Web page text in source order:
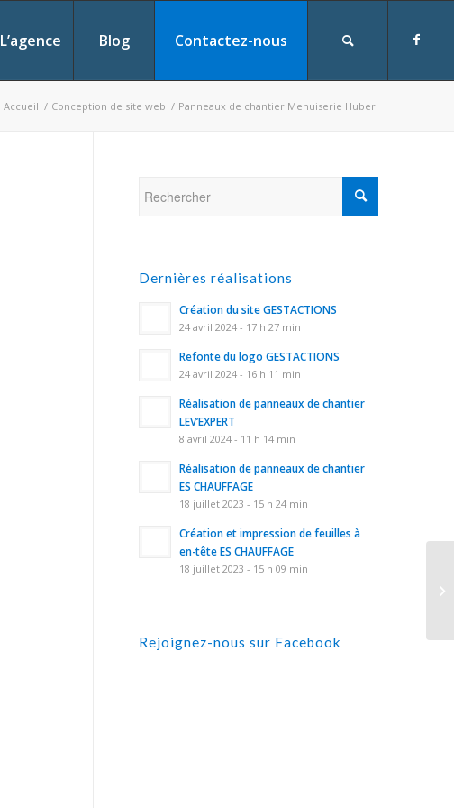
L’agence Blog Contactez-nous
Accueil / Conception de site web / Panneaux de chantier Menuiserie Huber
Dernières réalisations
Création du site GESTACTIONS
24 avril 2024 - 17 h 27 min
Refonte du logo GESTACTIONS
24 avril 2024 - 16 h 11 min
Réalisation de panneaux de chantier
LEV’EXPERT
8 avril 2024 - 11 h 14 min
Réalisation de panneaux de chantier
ES CHAUFFAGE
18 juillet 2023 - 15 h 24 min
Création et impression de feuilles à
en-tête ES CHAUFFAGE
18 juillet 2023 - 15 h 09 min
Rejoignez-nous sur Facebook